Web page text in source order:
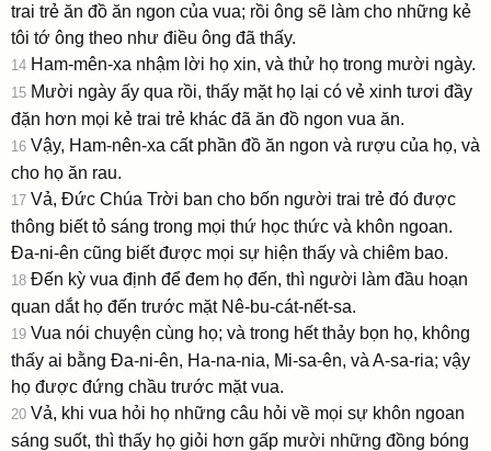
trai trẻ ăn đồ ăn ngon của vua; rồi ông sẽ làm cho những kẻ
tôi tớ ông theo như điều ông đã thấy.
14 Ham-mên-xa nhậm lời họ xin, và thử họ trong mười ngày.
15 Mười ngày ấy qua rồi, thấy mặt họ lại có vẻ xinh tươi đầy
đặn hơn mọi kẻ trai trẻ khác đã ăn đồ ngon vua ăn.
16 Vậy, Ham-nên-xa cất phần đồ ăn ngon và rượu của họ, và
cho họ ăn rau.
17 Vả, Ðức Chúa Trời ban cho bốn người trai trẻ đó được
thông biết tỏ sáng trong mọi thứ học thức và khôn ngoan.
Ða-ni-ên cũng biết được mọi sự hiện thấy và chiêm bao.
18 Ðến kỳ vua định để đem họ đến, thì người làm đầu hoạn
quan dắt họ đến trước mặt Nê-bu-cát-nết-sa.
19 Vua nói chuyện cùng họ; và trong hết thảy bọn họ, không
thấy ai bằng Ða-ni-ên, Ha-na-nia, Mi-sa-ên, và A-sa-ria; vậy
họ được đứng chầu trước mặt vua.
20 Vả, khi vua hỏi họ những câu hỏi về mọi sự khôn ngoan
sáng suốt, thì thấy họ giỏi hơn gấp mười những đồng bóng